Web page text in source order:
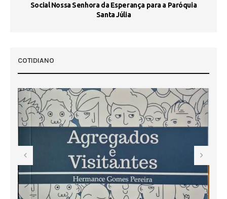
Social Nossa Senhora da Esperança para a Paróquia
Santa Júlia
COTIDIANO